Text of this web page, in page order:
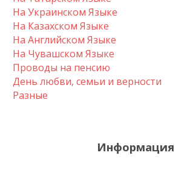
На Украинском Языке
На Казахском Языке
На Английском Языке
На Чувашском Языке
Проводы на пенсию
День любви, семьи и верности
Разные
Информация